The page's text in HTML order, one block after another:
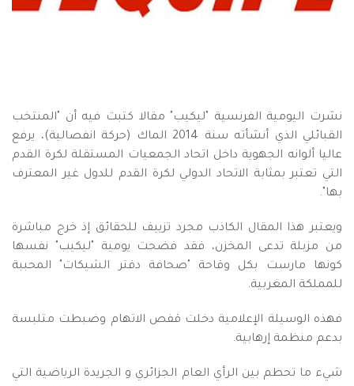
نشرت اليومية الفرنسية "ليكيب" مقالا كتبت فيه أن "المنتخب
القبائلي الذي أنشأته سنة 2014 الماك (حركة انفصالية)، يرفع
عاليا ألوانه الجهوية داخل اتحاد الجمعيات المستقلة لكرة القدم
التي تعتبر بمثابة الاتحاد الدولي لكرة القدم للدول غير المعترف
بها".
ويعتبر هذا المقال الكاذب مجرد تزييف للحقائق إذ خرج مباشرة
من مزبلة تدعى المخزن، فقد فضحت يومية "ليكيب" نفسها
كونها مارست بكل وقاحة "صحافة دفتر الشيكات" المحببة
للمملكة المغربية.
فهذه الوسيلة الإعلامية دخلت قفص الاتهام وضبطت متلبسة
بدعم منظمة إرهابية.
شيء ما تحطم بين الرأي العام الجزائري و الجريدة الرياضية التي